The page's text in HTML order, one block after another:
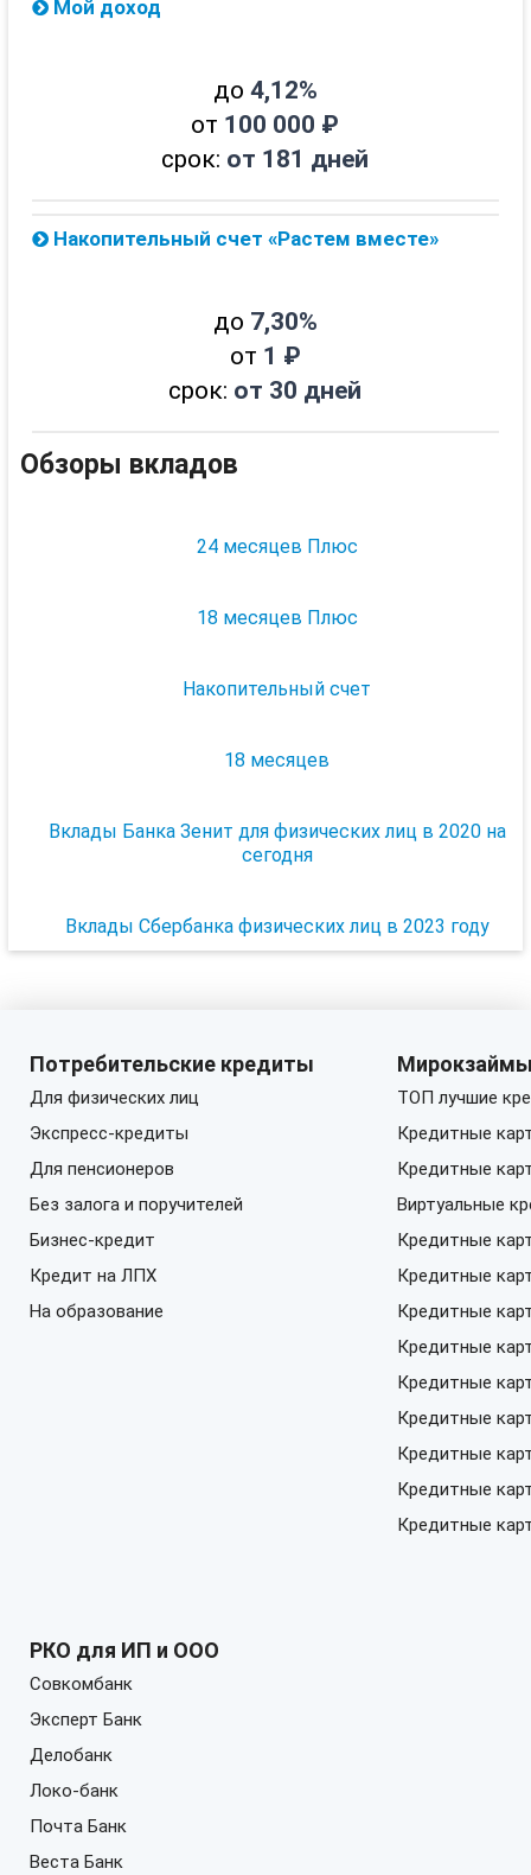
Мой доход
до 4,12%
от 100 000 ₽
срок: от 181 дней
Накопительный счет «Растем вместе»
до 7,30%
от 1 ₽
срок: от 30 дней
Обзоры вкладов
24 месяцев Плюс
18 месяцев Плюс
Накопительный счет
18 месяцев
Вклады Банка Зенит для физических лиц в 2020 на
сегодня
Вклады Сбербанка физических лиц в 2023 году
Потребительские кредиты
Для физических лиц
Экспресс-кредиты
Для пенсионеров
Без залога и поручителей
Бизнес-кредит
Кредит на ЛПХ
На образование
ТОП лучшие
Кредитные
Кредитные
Виртуальные
Кредитные
Кредитные
Кредитные
Кредитные
Кредитные
Кредитные
Кредитные
Кредитные
Кредитные
РКО для ИП и ООО
Совкомбанк
Эксперт Банк
Делобанк
Локо-банк
Почта Банк
Веста Банк